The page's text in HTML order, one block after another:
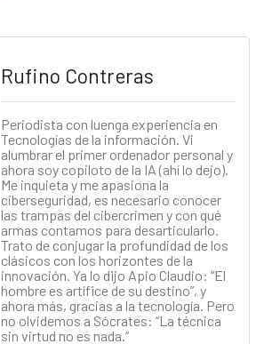
Rufino Contreras
Periodista con luenga experiencia en
Tecnologías de la información. Vi
alumbrar el primer ordenador personal y
ahora soy copiloto de la IA (ahí lo dejo).
Me inquieta y me apasiona la
ciberseguridad, es necesario conocer
las trampas del cibercrimen y con qué
armas contamos para desarticularlo.
Trato de conjugar la profundidad de los
clásicos con los horizontes de la
innovación. Ya lo dijo Apio Claudio: “El
hombre es artífice de su destino”, y
ahora más, gracias a la tecnología. Pero
no olvidemos a Sócrates: “La técnica
sin virtud no es nada.”